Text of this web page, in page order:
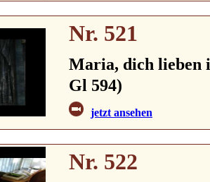
Nr. 521
Maria, dich lieben
Gl 594)
jetzt ansehen
Nr. 522